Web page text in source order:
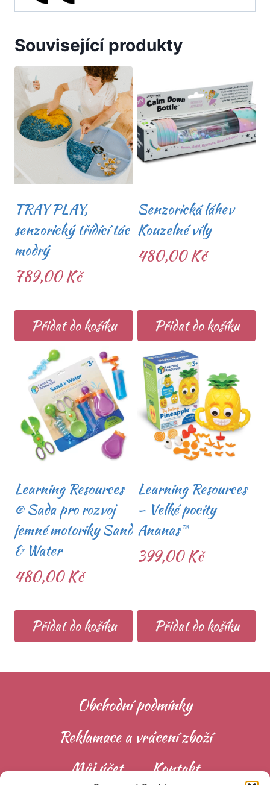
Související produkty
TRAY PLAY,
senzorický třídící tác
modrý
789,00Kč
Přidat do košíku
Senzorická láhev
Kouzelné víly
480,00Kč
Přidat do košíku
Learning Resources
® Sada pro rozvoj
jemné motoriky Sand
& Water
480,00Kč
Přidat do košíku
Learning Resources
– Velké pocity
Ananas™
399,00Kč
Přidat do košíku
Obchodní podmínky
Reklamace a vrácení zboží
Můj účet
Kontakt